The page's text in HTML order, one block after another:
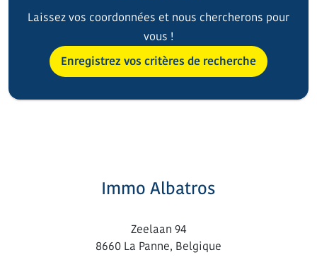
Laissez vos coordonnées et nous chercherons pour
vous !
Enregistrez vos critères de recherche
Immo Albatros
Zeelaan 94
8660 La Panne, Belgique